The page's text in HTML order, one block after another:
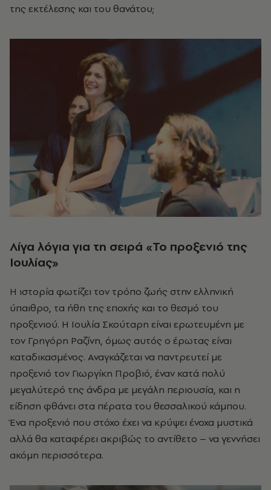
της εκτέλεσης και του θανάτου;
Λίγα λόγια για τη σειρά «Το προξενιό της
Ιουλίας»
Η ιστορία φωτίζει τον τρόπο ζωής στην ελληνική
ύπαιθρο, τα ήθη της εποχής και το θεσμό του
προξενιού. Η Ιουλία Σκούταρη είναι ερωτευμένη με
τον Γρηγόρη Ραζίνη, όμως αυτός ο έρωτας είναι
καταδικασμένος. Αναγκάζεται να παντρευτεί με
προξενιό τον Γιωργίκη Προβιό, έναν κατά πολύ
μεγαλύτερό της άνδρα με μεγάλη περιουσία, και η
είδηση φθάνει στα πέρατα του θεσσαλικού κάμπου.
Ένα προξενιό που στόχο έχει να κρύψει ένοχα μυστικά
αλλά θα καταφέρει ακριβώς το αντίθετο – να γεννήσει
ακόμη περισσότερα.